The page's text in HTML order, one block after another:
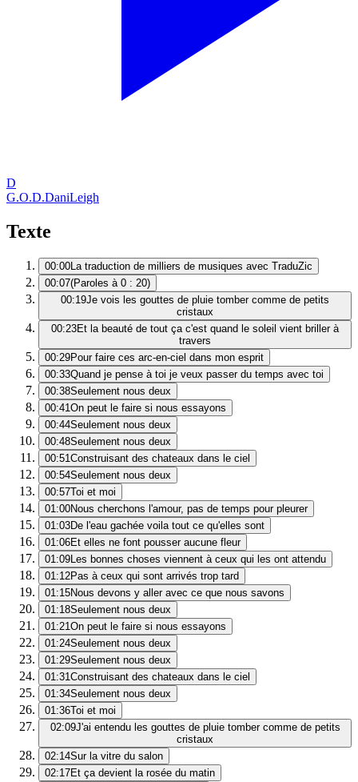
D
G.O.D.DaniLeigh
Texte
00:00La traduction de milliers de musiques avec TraduZic
00:07(Paroles à 0 : 20)
00:19Je vois les gouttes de pluie tomber comme de petits
cristaux
00:23Et la beauté de tout ça c'est quand le soleil vient briller à
travers
00:29Pour faire ces arc-en-ciel dans mon esprit
00:33Quand je pense à toi je veux passer du temps avec toi
00:38Seulement nous deux
00:41On peut le faire si nous essayons
00:44Seulement nous deux
00:48Seulement nous deux
00:51Construisant des chateaux dans le ciel
00:54Seulement nous deux
00:57Toi et moi
01:00Nous cherchons l'amour, pas de temps pour pleurer
01:03De l'eau gachée voila tout ce qu'elles sont
01:06Et elles ne font pousser aucune fleur
01:09Les bonnes choses viennent à ceux qui les ont attendu
01:12Pas à ceux qui sont arrivés trop tard
01:15Nous devons y aller avec ce que nous savons
01:18Seulement nous deux
01:21On peut le faire si nous essayons
01:24Seulement nous deux
01:29Seulement nous deux
01:31Construisant des chateaux dans le ciel
01:34Seulement nous deux
01:36Toi et moi
02:09J'ai entendu les gouttes de pluie tomber comme de petits
cristaux
02:14Sur la vitre du salon
02:17Et ça devient la rosée du matin